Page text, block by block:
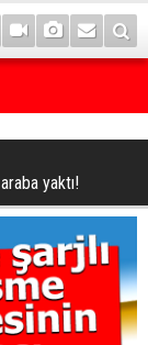
yaktı!